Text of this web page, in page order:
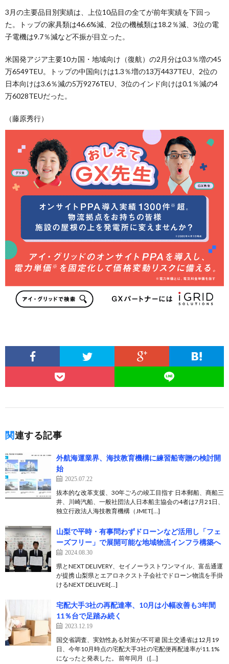
3月の主要品目別実績は、上位10品目の全てが前年実績を下回っ
た。トップの家具類は46.6%減、2位の機械類は18.2％減、3位の電
子電機は9.7％減など不振が目立った。
米国発アジア主要10カ国・地域向け（復航）の2月分は0.3％増の45
万6549TEU。トップの中国向けは1.3％増の13万4437TEU、2位の
日本向けは3.6％減の5万9276TEU、3位のインド向けは0.1％減の4
万6028TEUだった。
（藤原秀行）
関連する記事
外航海運業界、海技教育機構に練習船寄贈の検討開
始
2025.07.22
抜本的な改革支援、30年ごろの竣工目指す 日本郵船、商船三
井、川崎汽船、一般社団法人日本船主協会の4者は7月21日、
独立行政法人海技教育機構（JMET[…]
山梨で平時・有事問わずドローンなど活用し「フェ
ーズフリー」で展開可能な地域物流インフラ構築へ
2024.08.30
県とNEXT DELIVERY、セイノーラストワンマイル、富岳通運
が提携 山梨県とエアロネクスト子会社でドローン物流を手掛
けるNEXT DELIVER[…]
宅配大手3社の再配達率、10月は小幅改善も3年間
11％台で足踏み続く
2023.12.19
国交省調査、実効性ある対策が不可避 国土交通省は12月19
日、今年10月時点の宅配大手3社の宅配便再配達率が11.1%
になったと発表した。 前年同月（[…]